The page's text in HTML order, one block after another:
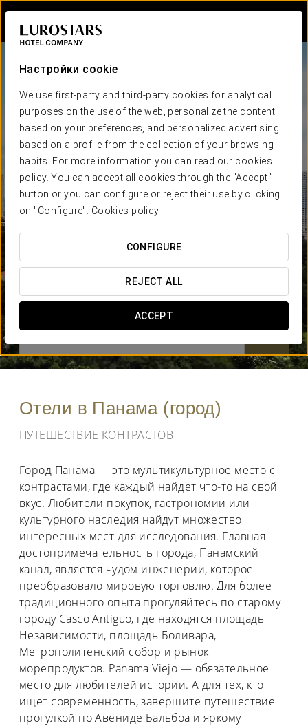
Настройки cookie
We use first-party and third-party cookies for analytical
purposes on the use of the web, personalize the content
based on your preferences, and personalized advertising
based on a profile from the collection of your browsing
habits. For more information you can read our cookies
policy. You can accept all cookies through the "Accept"
button or you can configure or reject their use by clicking
on "Configure". Cookies policy
CONFIGURE
REJECT ALL
ACCEPT
Отели в Панама (город)
ПУТЕШЕСТВИЕ КОНТРАСТОВ
Город Панама — это мультикультурное место с
контрастами, где каждый найдет что-то на свой
вкус. Любители покупок, гастрономии или
культурного наследия найдут множество
интересных мест для исследования. Главная
достопримечательность города, Панамский
канал, является чудом инженерии, которое
преобразовало мировую торговлю. Для более
традиционного опыта прогуляйтесь по старому
городу Casco Antiguo, где находятся площадь
Независимости, площадь Боливара,
Метрополитенский собор и рынок
морепродуктов. Panama Viejo — обязательное
место для любителей истории. А для тех, кто
ищет современность, завершите путешествие
прогулкой по Авениде Бальбоа и яркому